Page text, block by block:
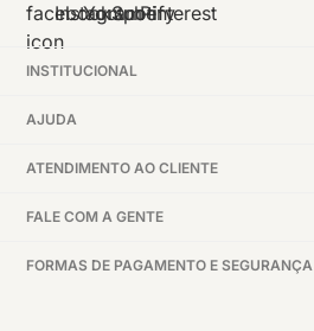
INSTITUCIONAL
AJUDA
ATENDIMENTO AO CLIENTE
FALE COM A GENTE
FORMAS DE PAGAMENTO E SEGURANÇA